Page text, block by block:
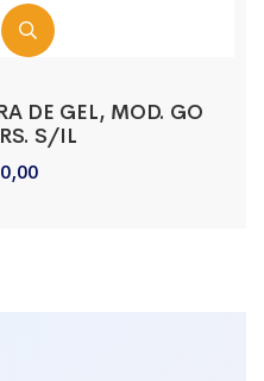
DE GEL, MOD. GO
S/IL
0,00